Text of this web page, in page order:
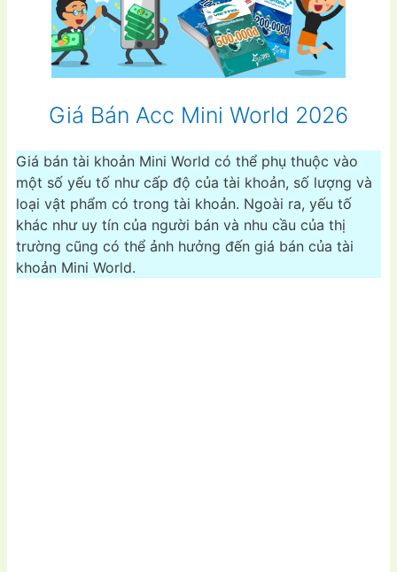
Giá Bán Acc Mini World 2026
Giá bán tài khoản Mini World có thể phụ thuộc vào
một số yếu tố như cấp độ của tài khoản, số lượng và
loại vật phẩm có trong tài khoản. Ngoài ra, yếu tố
khác như uy tín của người bán và nhu cầu của thị
trường cũng có thể ảnh hưởng đến giá bán của tài
khoản Mini World.